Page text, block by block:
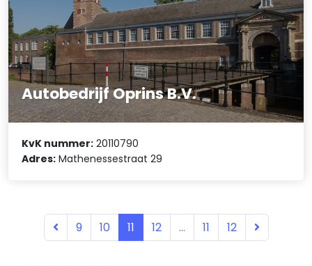
Autobedrijf Oprins B.V.
KvK nummer: 20110790
Adres: Mathenessestraat 29
9 10 11 12 ... 11 12